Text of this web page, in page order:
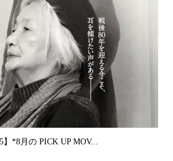
*8月の PICK UP MOV...